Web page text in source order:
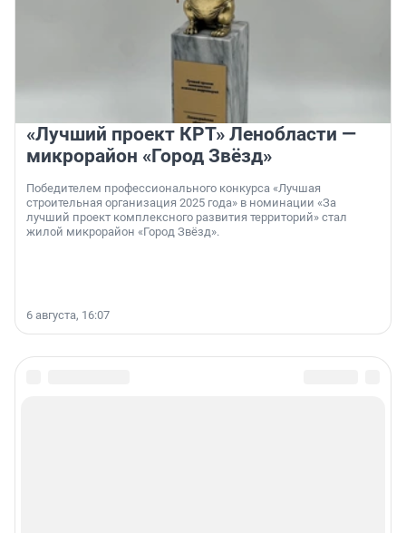
«Лучший проект КРТ» Ленобласти —
микрорайон «Город Звёзд»
Победителем профессионального конкурса «Лучшая
строительная организация 2025 года» в номинации «За
лучший проект комплексного развития территорий» стал
жилой микрорайон «Город Звёзд».
6 августа, 16:07